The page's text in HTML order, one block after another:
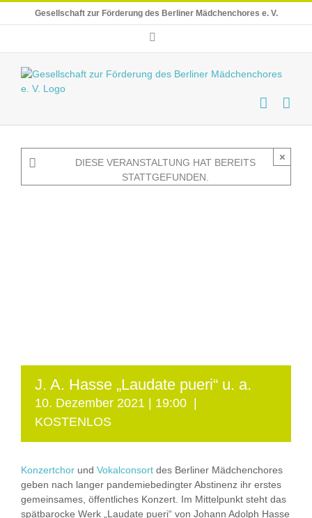
Gesellschaft zur Förderung des Berliner Mädchenchores e. V.
DIESE VERANSTALTUNG HAT BEREITS
STATTGEFUNDEN.
×
J. A. Hasse „Laudate pueri“ u. a.
10. Dezember 2021 | 19:00 |
KOSTENLOS
Konzertchorund Vokalconsortdes Berliner Mädchenchores
geben nach langer pandemiebedingter Abstinenz ihr erstes
gemeinsames, öffentliches Konzert. Im Mittelpunkt steht das
spätbarocke Werk „Laudate pueri“ von Johann Adolph Hasse